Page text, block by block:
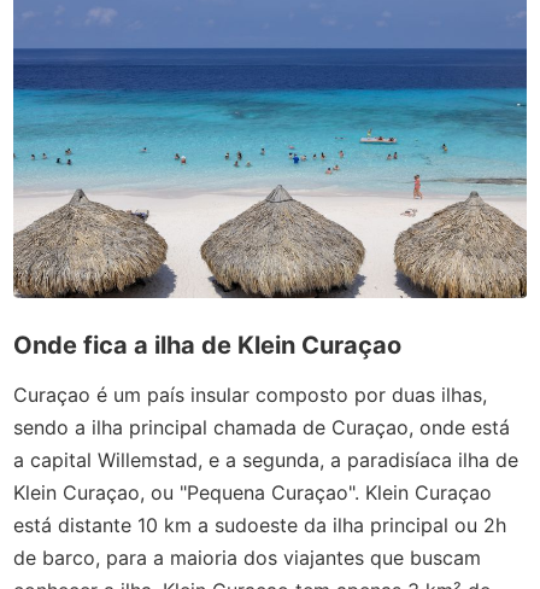
Onde fica a ilha de Klein Curaçao
Curaçao é um país insular composto por duas ilhas,
sendo a ilha principal chamada de Curaçao, onde está
a capitalWillemstad, e a segunda, a paradisíaca ilha de
Klein Curaçao, ou "Pequena Curaçao". Klein Curaçao
está distante 10 km a sudoeste da ilha principal ou 2h
de barco, para a maioria dos viajantes que buscam